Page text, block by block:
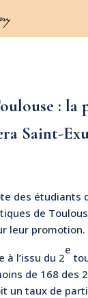
: la
Saint-
des étudiants
de
leur promotion.
à l’issu du 2
e
de 168 des
un taux de